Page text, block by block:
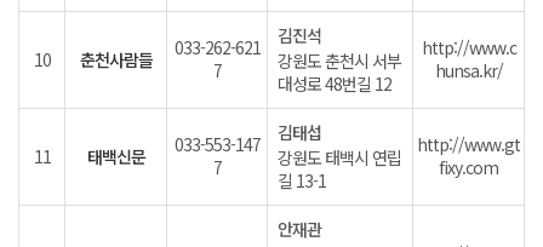
10 춘천사람들
033-262-621
7
김진석
강원도 춘천시 서부
대성로 48번길 12
http://www.c
hunsa.kr/
11 태백신문
033-553-147
7
김태섭
강원도 태백시 연립
길 13-1
http://www.gt
fixy.com
안재관